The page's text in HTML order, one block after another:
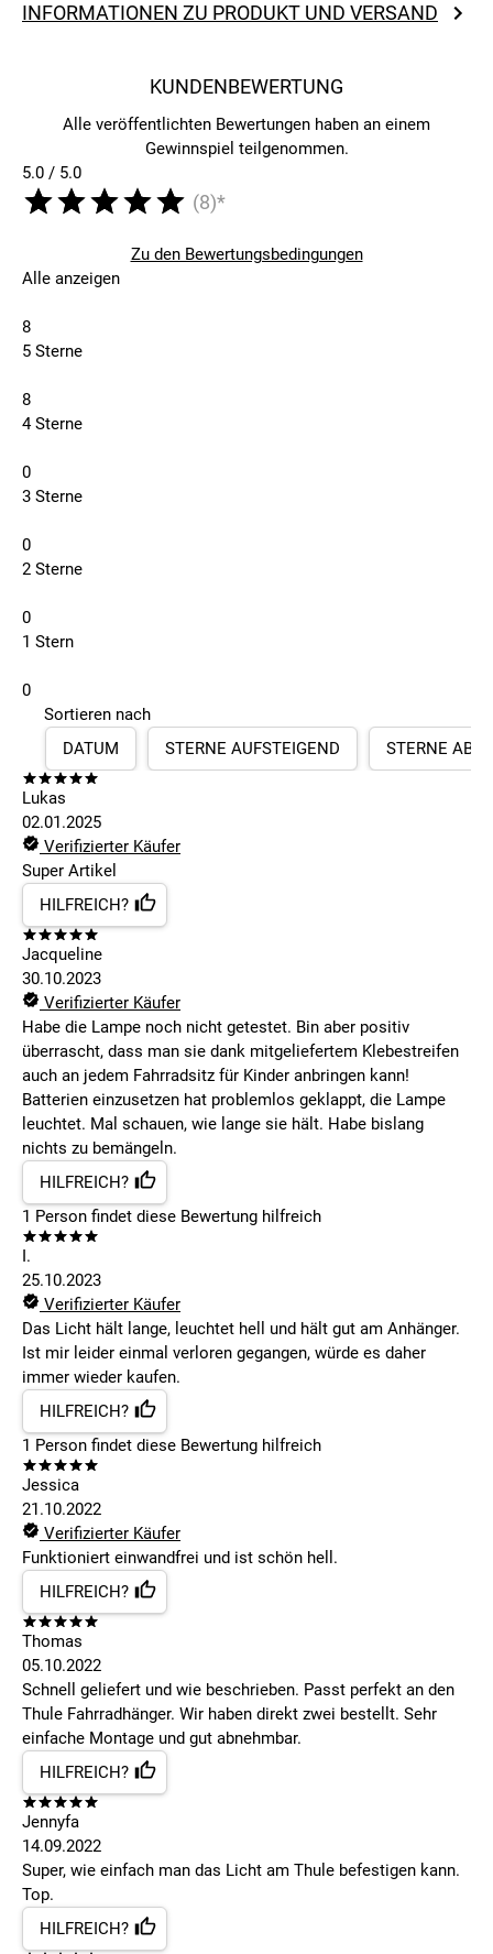
INFORMATIONEN ZU PRODUKT UND VERSAND
KUNDENBEWERTUNG
Alle veröffentlichten Bewertungen haben an einem
Gewinnspiel teilgenommen.
5.0 / 5.0
(8)*
Zu den Bewertungsbedingungen
Alle anzeigen
8
5 Sterne
8
4 Sterne
0
3 Sterne
0
2 Sterne
0
1 Stern
0
Sortieren nach
DATUM
STERNE AUFSTEIGEND STERNE
Lukas
02.01.2025
Verifizierter Käufer
Super Artikel
HILFREICH?
Jacqueline
30.10.2023
Verifizierter Käufer
Habe die Lampe noch nicht getestet. Bin aber positiv
überrascht, dass man sie dank mitgeliefertem Klebestreifen
auch an jedem Fahrradsitz für Kinder anbringen kann!
Batterien einzusetzen hat problemlos geklappt, die Lampe
leuchtet. Mal schauen, wie lange sie hält. Habe bislang
nichts zu bemängeln.
HILFREICH?
1 Person findet diese Bewertung hilfreich
I.
25.10.2023
Verifizierter Käufer
Das Licht hält lange, leuchtet hell und hält gut am Anhänger.
Ist mir leider einmal verloren gegangen, würde es daher
immer wieder kaufen.
HILFREICH?
1 Person findet diese Bewertung hilfreich
Jessica
21.10.2022
Verifizierter Käufer
Funktioniert einwandfrei und ist schön hell.
HILFREICH?
Thomas
05.10.2022
Schnell geliefert und wie beschrieben. Passt perfekt an den
Thule Fahrradhänger. Wir haben direkt zwei bestellt. Sehr
einfache Montage und gut abnehmbar.
HILFREICH?
Jennyfa
14.09.2022
Super, wie einfach man das Licht am Thule befestigen kann.
Top.
HILFREICH?